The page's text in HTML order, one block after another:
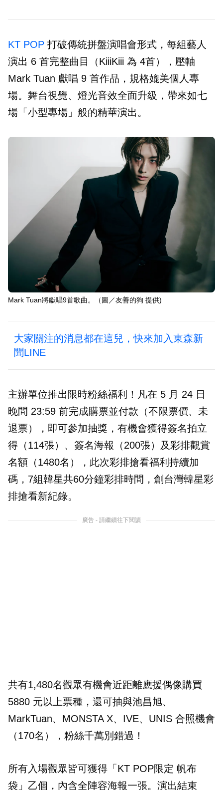
KT POP 打破傳統拼盤演唱會形式，每組藝人
演出 6 首完整曲目（KiiiKiii 為 4首），壓軸
Mark Tuan 獻唱 9 首作品，規格媲美個人專
場。舞台視覺、燈光音效全面升級，帶來如七
場「小型專場」般的精華演出。
Mark Tuan將獻唱9首歌曲。（圖／友善的狗 提供)
大家關注的消息都在這兒，快來加入東森新
聞LINE
主辦單位推出限時粉絲福利！凡在 5 月 24 日
晚間 23:59 前完成購票並付款（不限票價、未
退票），即可參加抽獎，有機會獲得簽名拍立
得（114張）、簽名海報（200張）及彩排觀賞
名額（1480名），此次彩排搶看福利持續加
碼，7組韓星共60分鐘彩排時間，創台灣韓星彩
排搶看新紀錄。
廣告 - 請繼續往下閱讀
共有1,480名觀眾有機會近距離應援偶像購買
5880 元以上票種，還可抽與池昌旭、
MarkTuan、MONSTA X、IVE、UNIS 合照機會
（170名），粉絲千萬別錯過！
所有入場觀眾皆可獲得「KT POP限定 帆布
袋」乙個，內含全陣容海報一張。演出結束